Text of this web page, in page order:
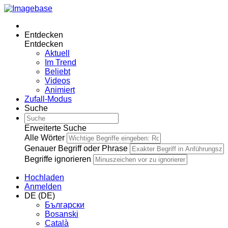
Entdecken
Entdecken
Aktuell
Im Trend
Beliebt
Videos
Animiert
Zufall-Modus
Suche
Erweiterte Suche
Alle Wörter
Genauer Begriff oder Phrase
Begriffe ignorieren
Hochladen
Anmelden
DE (DE)
Български
Bosanski
Сatalà